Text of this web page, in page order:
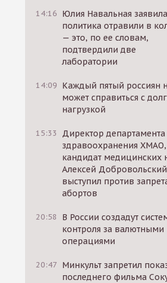
14:16 Юлия Навальная
политика отравили в
— это, по ее словам,
подтвердили две
лаборатории
14:09 Каждый пятый россиян
может справиться с
нагрузкой
15:33
Директор департамента
здравоохранения ХМАО,
кандидат медицинских
Алексей Добровольский
выступил против
абортов
20:58
В России создадут
контроля за валютными
операциями
20:47 Минкульт запретил
последнего фильма